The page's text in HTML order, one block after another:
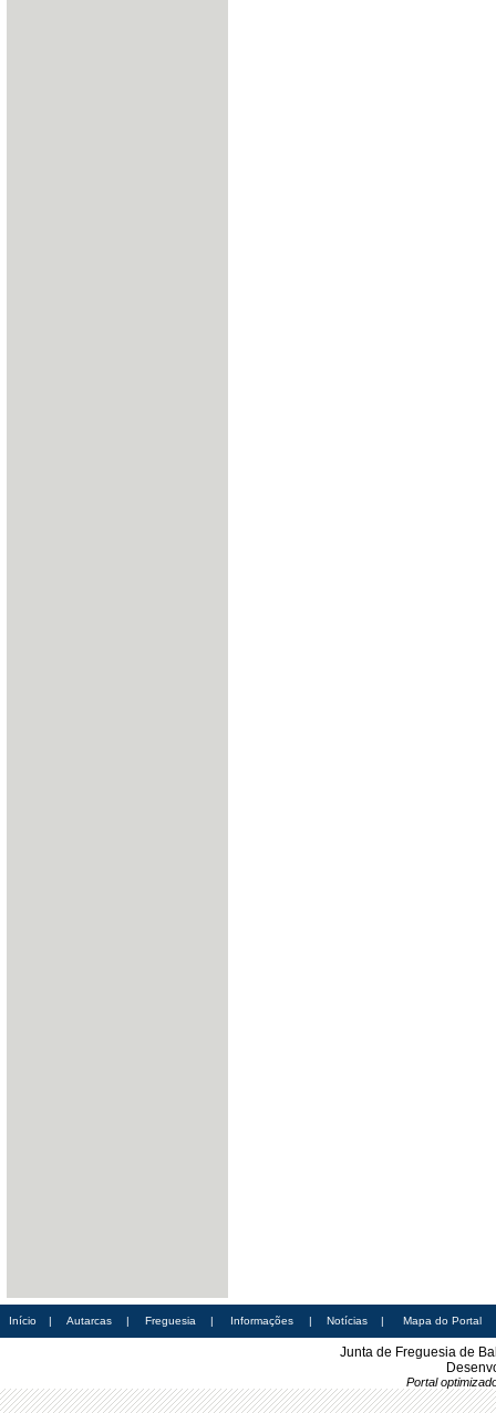
Início | Autarcas | Freguesia | Informações | Notícias | Mapa do Portal
Junta de Freguesia de
Portal